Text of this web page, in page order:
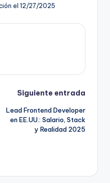
el 12/27/2025
Siguiente entrada
Lead Frontend Developer
en EE.UU.: Salario, Stack
y Realidad 2025